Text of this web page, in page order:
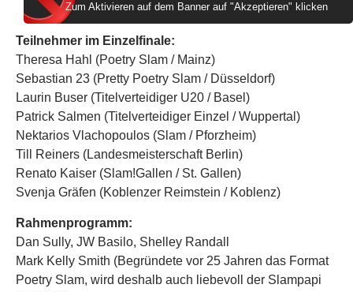
Zum Aktivieren auf dem Banner auf "Akzeptieren" klicken
Teilnehmer im Einzelfinale:
Theresa Hahl (Poetry Slam / Mainz)
Sebastian 23 (Pretty Poetry Slam / Düsseldorf)
Laurin Buser (Titelverteidiger U20 / Basel)
Patrick Salmen (Titelverteidiger Einzel / Wuppertal)
Nektarios Vlachopoulos (Slam / Pforzheim)
Till Reiners (Landesmeisterschaft Berlin)
Renato Kaiser (Slam!Gallen / St. Gallen)
Svenja Gräfen (Koblenzer Reimstein / Koblenz)
Rahmenprogramm:
Dan Sully, JW Basilo, Shelley Randall
Mark Kelly Smith (Begründete vor 25 Jahren das Format
Poetry Slam, wird deshalb auch liebevoll der Slampapi